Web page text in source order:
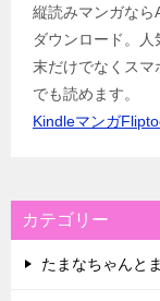
縦読みマンガなら
ダウンロード。
末だけでなくスマ
でも読めます。
Kindleマンガ
カテゴリー
たまなちゃんと